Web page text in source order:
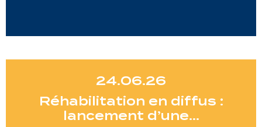
24.06.26
Réhabilitation en diffus :
lancement d’une…